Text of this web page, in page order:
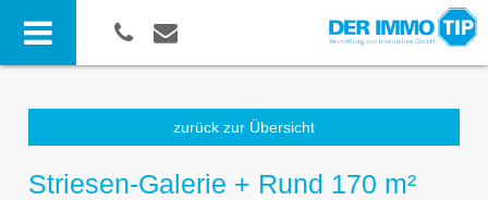
zurück zur Übersicht
Striesen-Galerie + Rund 170 m²